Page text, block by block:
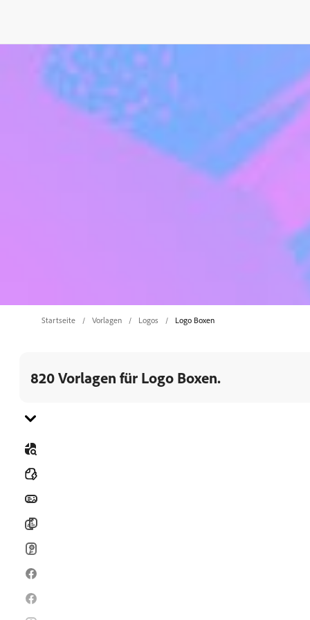
Startseite Vorlagen Logos Logo Boxen
820 Vorlagen für Logo Boxen.